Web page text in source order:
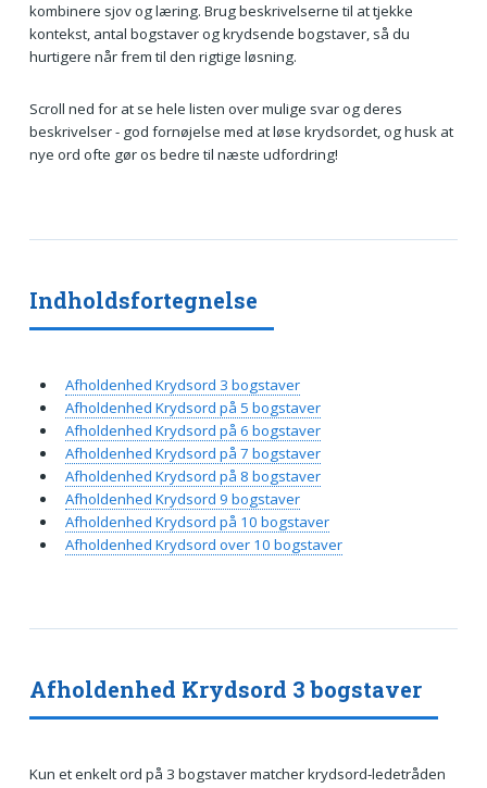
kombinere sjov og læring. Brug beskrivelserne til at tjekke
kontekst, antal bogstaver og krydsende bogstaver, så du
hurtigere når frem til den rigtige løsning.
Scroll ned for at se hele listen over mulige svar og deres
beskrivelser - god fornøjelse med at løse krydsordet, og husk at
nye ord ofte gør os bedre til næste udfordring!
Afholdenhed Krydsord 3 bogstaver
Kun et enkelt ord på 3 bogstaver matcher krydsord-ledetråden
Indholdsfortegnelse
Afholdenhed Krydsord 3 bogstaver
Afholdenhed Krydsord på 5 bogstaver
Afholdenhed Krydsord på 6 bogstaver
Afholdenhed Krydsord på 7 bogstaver
Afholdenhed Krydsord på 8 bogstaver
Afholdenhed Krydsord 9 bogstaver
Afholdenhed Krydsord på 10 bogstaver
Afholdenhed Krydsord over 10 bogstaver